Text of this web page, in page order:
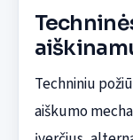
Techniniu
aiškumo